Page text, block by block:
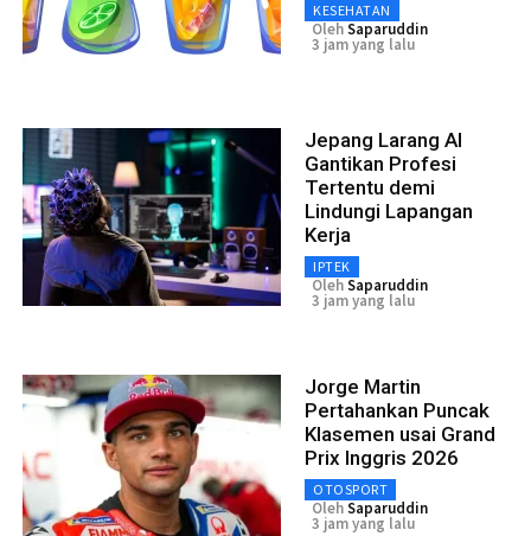
KESEHATAN
OlehSaparuddin
3 jam yang lalu
Jepang Larang AI
Gantikan Profesi
Tertentu demi
Lindungi Lapangan
Kerja
IPTEK
OlehSaparuddin
3 jam yang lalu
Jorge Martin
Pertahankan Puncak
Klasemen usai Grand
Prix Inggris 2026
OTOSPORT
OlehSaparuddin
3 jam yang lalu